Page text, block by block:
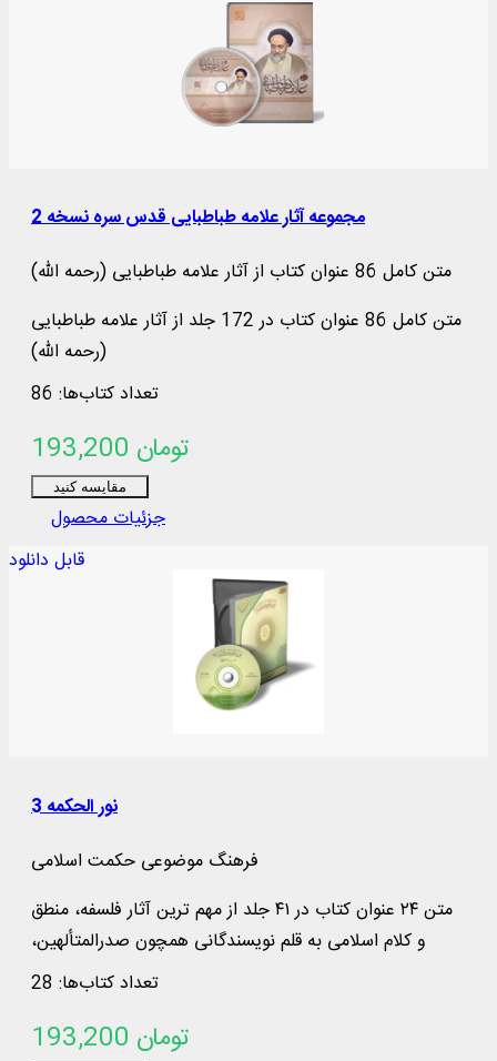
مجموعه آثار علامه طباطبایی قدس سره نسخه 2
متن کامل 86 عنوان کتاب از آثار علامه طباطبایی (رحمه الله)
متن کامل 86 عنوان کتاب در 172 جلد از آثار علامه طباطبایی
(رحمه الله)
تعداد کتاب‌ها: 86
193,200 تومان
مقایسه کنید
جزئیات محصول
قابل دانلود
نور الحکمه 3
فرهنگ موضوعى حکمت اسلامى
متن ۲۴ عنوان کتاب در ۴۱ جلد از مهم‌ ترین آثار فلسفه، منطق
و کلام اسلامی به قلم نویسندگانی همچون صدرالمتألهین،
ابوعلی سینا و ...
تعداد کتاب‌ها: 28
193,200 تومان